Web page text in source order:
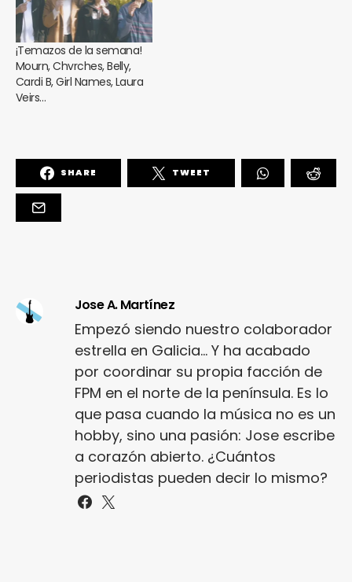
¡Temazos de la semana!
Mourn, Chvrches, Belly,
Cardi B, Girl Names, Laura
Veirs…
SHARE TWEET
Jose A. Martínez
Empezó siendo nuestro colaborador
estrella en Galicia... Y ha acabado
por coordinar su propia facción de
FPM en el norte de la península. Es lo
que pasa cuando la música no es un
hobby, sino una pasión: Jose escribe
a corazón abierto. ¿Cuántos
periodistas pueden decir lo mismo?